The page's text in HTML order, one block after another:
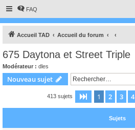
FAQ
Accueil TAD Accueil du forum
675 Daytona et Street Triple
Modérateur : dles
Nouveau sujet
413 sujets Page 1sur21
1 2 3 4
Sujets